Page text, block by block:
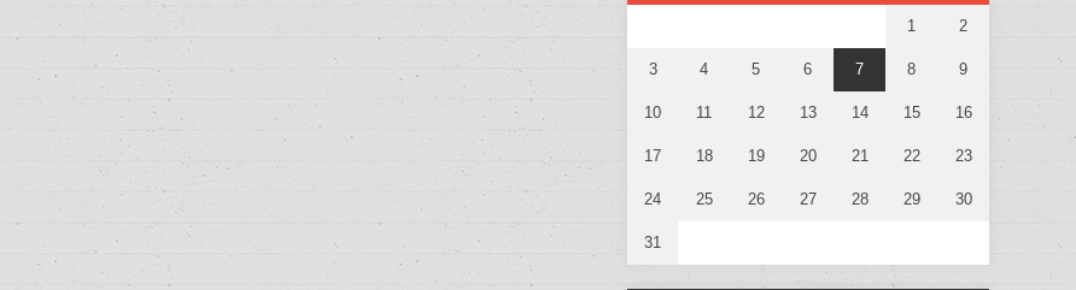
1 2
3 4 5 6 7 8 9
10 11 12 13 14 15 16
17 18 19 20 21 22 23
24 25 26 27 28 29 30
31